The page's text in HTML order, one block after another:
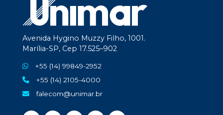
Avenida Hygino Muzzy Filho, 1001.
Marília-SP, Cep 17.525–902
+55 (14) 99849-2952
+55 (14) 2105-4000
falecom@unimar.br